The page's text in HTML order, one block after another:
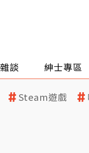
談 紳士專區
Steam遊戲